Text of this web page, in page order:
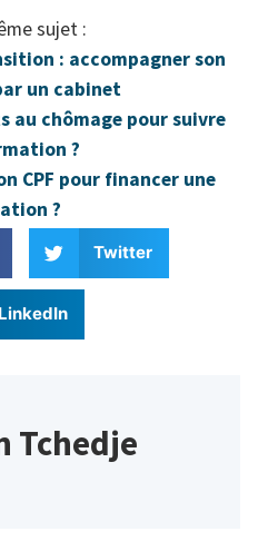
sujet :
: accompagner son
un cabinet
au chômage pour suivre
?
CPF pour financer une
?
Twitter
LinkedIn
Tchedje